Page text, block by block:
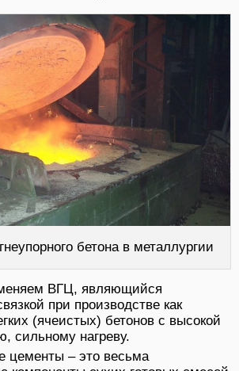
бетона в металлургии
ВГЦ, являющийся
при производстве как
(ячеистых) бетонов с высокой
сильному нагреву.
цементы – это весьма